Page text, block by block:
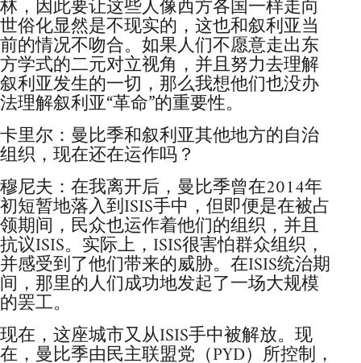
林，因此要让这些人像西方各国一样走向
世俗化显然是不现实的，这也和叙利亚当
前的情况不吻合。如果人们不愿意走出东
方学式的二元对立视角，并且努力去理解
叙利亚发生的一切，那么我想他们也没办
法理解叙利亚“革命”的重要性。
卡里尔：曼比季和叙利亚其他地方的自治
组织，现在还在运作吗？
穆尼夫：在我离开后，曼比季曾在2014年
初短暂地落入到ISIS手中，但即便是在被占
领期间，民众也运作着他们的组织，并且
抗议ISIS。实际上，ISIS很害怕群众组织，
并感受到了他们带来的威胁。在ISIS统治期
间，那里的人们成功地发起了一场大规模
的罢工。
现在，这座城市又从ISIS手中被解放。现
在，曼比季由民主联盟党（PYD）所控制，